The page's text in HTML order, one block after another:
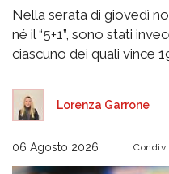
Nella serata di giovedì
né il “5+1”, sono stati
ciascuno dei quali vince
Lorenza Garrone
06 Agosto 2026